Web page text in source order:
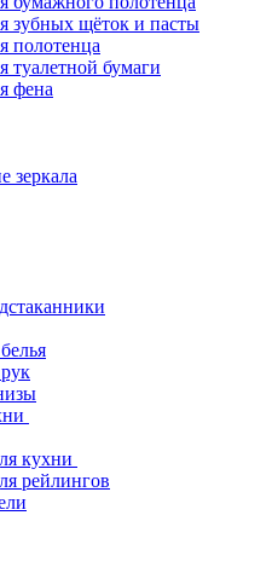
зубных щёток и пасты
полотенца
туалетной бумаги
фена
зеркала
кухни
рейлингов